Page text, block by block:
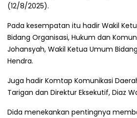
(12/8/2025).
Pada kesempatan itu hadir Wakil
Bidang Organisasi, Hukum dan
Johansyah, Wakil Ketua Umum
Hendra.
Juga hadir Komtap Komunikasi
Tarigan dan Direktur Eksekutif, Diaz
Dida menekankan pentingnya